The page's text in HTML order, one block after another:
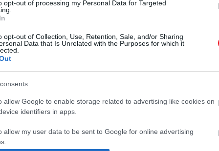
opt-out of processing my Personal Data for Targeted
opt-out of Collection, Use, Retention, Sale, and/or Sharing
Data that Is Unrelated with the Purposes for which it
allow Google to enable storage related to advertising like cookies on
identifiers in apps.
allow my user data to be sent to Google for online advertising
barátaink és családunk
kellemes kertiparti közben. A
finomabbnál finomabb ételek
nap is lement – jó érzés
Minden kertipartit
Magazin-előfizetés